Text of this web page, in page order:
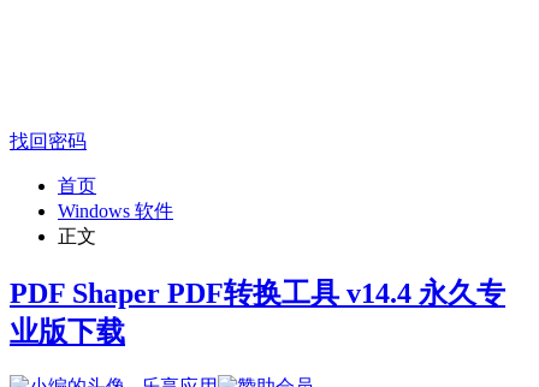
找回密码
首页
Windows 软件
正文
PDF Shaper PDF转换工具 v14.4 永久专
业版下载